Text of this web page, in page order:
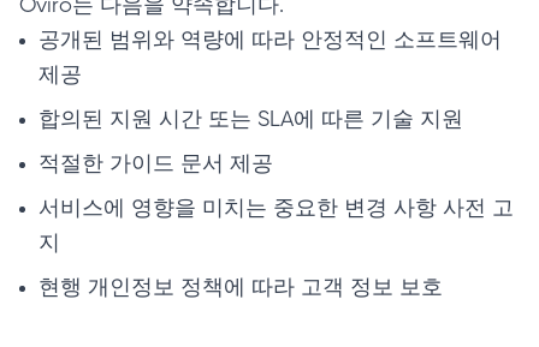
Oviro는 다음을 약속합니다.
공개된 범위와 역량에 따라 안정적인 소프트웨어
제공
합의된 지원 시간 또는 SLA에 따른 기술 지원
적절한 가이드 문서 제공
서비스에 영향을 미치는 중요한 변경 사항 사전 고
지
현행 개인정보 정책에 따라 고객 정보 보호